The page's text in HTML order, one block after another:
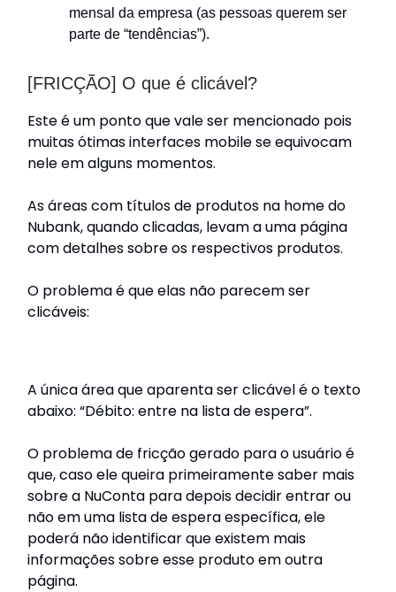
mensal da empresa (as pessoas querem ser
parte de “tendências”).
[FRICÇÃO] O que é clicável?
Este é um ponto que vale ser mencionado pois
muitas ótimas interfaces mobile se equivocam
nele em alguns momentos.
As áreas com títulos de produtos na home do
Nubank, quando clicadas, levam a uma página
com detalhes sobre os respectivos produtos.
O problema é que elas não parecem ser
clicáveis:
A única área que aparenta ser clicável é o texto
abaixo: “Débito: entre na lista de espera”.
O problema de fricção gerado para o usuário é
que, caso ele queira primeiramente saber mais
sobre a NuConta para depois decidir entrar ou
não em uma lista de espera específica, ele
poderá não identificar que existem mais
informações sobre esse produto em outra
página.